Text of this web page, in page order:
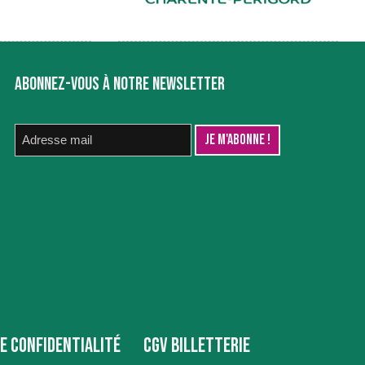
ABONNEZ-VOUS À NOTRE NEWSLETTER
CONFIDENTIALITÉ CGV BILLETTERIE